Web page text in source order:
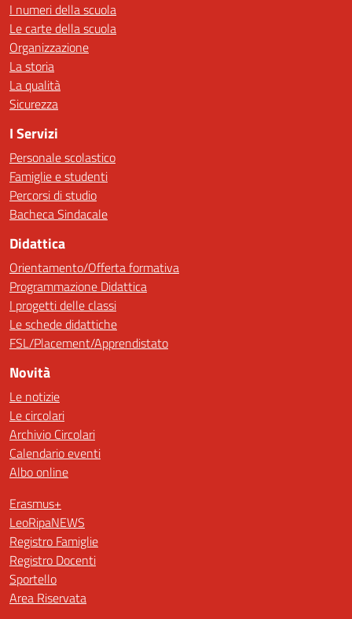
I numeri della scuola
Le carte della scuola
Organizzazione
La storia
La qualità
Sicurezza
I Servizi
Personale scolastico
Famiglie e studenti
Percorsi di studio
Bacheca Sindacale
Didattica
Orientamento/Offerta formativa
Programmazione Didattica
I progetti delle classi
Le schede didattiche
FSL/Placement/Apprendistato
Novità
Le notizie
Le circolari
Archivio Circolari
Calendario eventi
Albo online
Erasmus+
LeoRipaNEWS
Registro Famiglie
Registro Docenti
Sportello
Area Riservata